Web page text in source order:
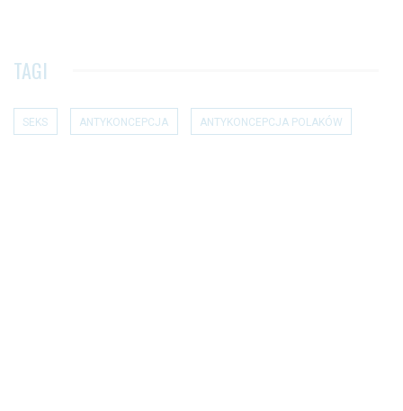
TAGI
SEKS ANTYKONCEPCJA ANTYKONCEPCJA POLAKÓW